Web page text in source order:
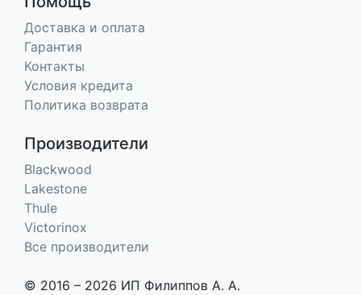
Доставка и оплата
Гарантия
Контакты
Условия кредита
Политика возврата
Производители
Blackwood
Lakestone
Thule
Victorinox
Все производители
© 2016 – 2026 ИП Филиппов А. А.